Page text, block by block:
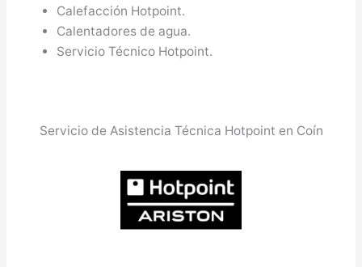
Calefacción Hotpoint.
Calentadores de agua.
Servicio Técnico Hotpoint.
Servicio de Asistencia Técnica Hotpoint en Coín